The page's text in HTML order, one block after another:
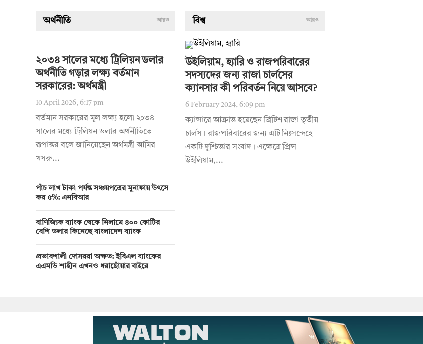
অর্থনীতি আরও
২০৩৪ সালের মধ্যে ট্রিলিয়ন ডলার
অর্থনীতি গড়ার লক্ষ্য বর্তমান
সরকারের: অর্থমন্ত্রী
10 April 2026, 6:17 pm
বর্তমান সরকারের মূল লক্ষ্য হলো ২০৩৪
সালের মধ্যে ট্রিলিয়ন ডলার অর্থনীতিতে
রূপান্তর বলে জানিয়েছেন অর্থমন্ত্রী আমির
খসরু...
পাঁচ লাখ টাকা পর্যন্ত সঞ্চয়পত্রের মুনাফায় উৎসে
কর ৫%: এনবিআর
বাণিজ্যিক ব্যাংক থেকে নিলামে ৪০০ কোটির
বেশি ডলার কিনেছে বাংলাদেশ ব্যাংক
প্রভাবশালী দোসররা অক্ষত: ইবিএল ব্যাংকের
এএমডি শাহীন এখনও ধরাছোঁয়ার বাইরে
বিশ্ব আরও
উইলিয়াম, হ্যারি ও রাজপরিবারের
সদস্যদের জন্য রাজা চার্লসের
ক্যানসার কী পরিবর্তন নিয়ে আসবে?
6 February 2024, 6:09 pm
ক্যান্সারে আক্রান্ত হয়েছেন ব্রিটিশ রাজা তৃতীয়
চার্লস। রাজপরিবারের জন্য এটি নিঃসন্দেহে
একটি দুশ্চিন্তার সংবাদ। এক্ষেত্রে প্রিন্স
উইলিয়াম,...